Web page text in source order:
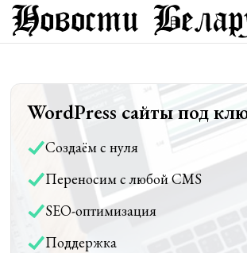
WordPress сайты под
Создаём с нуля
Переносим с любой CMS
SEO-оптимизация
Поддержка